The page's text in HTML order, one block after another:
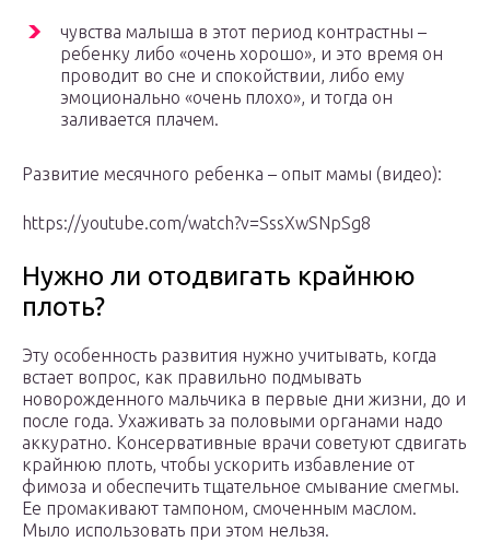
чувства малыша в этот период контрастны –
ребенку либо «очень хорошо», и это время он
проводит во сне и спокойствии, либо ему
эмоционально «очень плохо», и тогда он
заливается плачем.
Развитие месячного ребенка – опыт мамы (видео):
https://youtube.com/watch?v=SssXwSNpSg8
Нужно ли отодвигать крайнюю
плоть?
Эту особенность развития нужно учитывать, когда
встает вопрос, как правильно подмывать
новорожденного мальчика в первые дни жизни, до и
после года. Ухаживать за половыми органами надо
аккуратно. Консервативные врачи советуют сдвигать
крайнюю плоть, чтобы ускорить избавление от
фимоза и обеспечить тщательное смывание смегмы.
Ее промакивают тампоном, смоченным маслом.
Мыло использовать при этом нельзя.